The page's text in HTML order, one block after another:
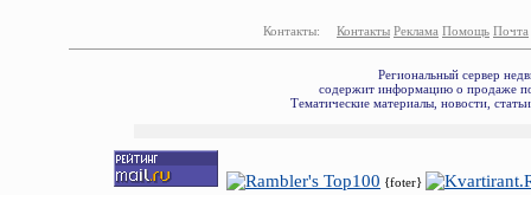
Контакты: Контакты Реклама Помощь Почта
Региональный сервер
содержит информацию о продаже
Тематические материалы, новости,
{foter}